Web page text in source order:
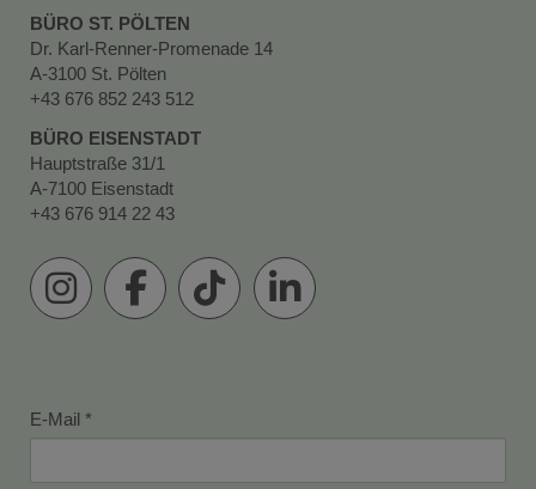
BÜRO ST. PÖLTEN
Dr. Karl-Renner-Promenade 14
A-3100 St. Pölten
+43 676 852 243 512
BÜRO EISENSTADT
Hauptstraße 31/1
A-7100 Eisenstadt
+43 676 914 22 43
E-Mail